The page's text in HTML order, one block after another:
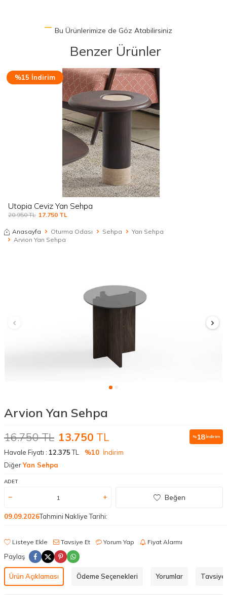
Bu Ürünlerimize de Göz Atabilirsiniz
Benzer Ürünler
%15 İndirim
Utopia Ceviz Yan Sehpa
20.950TL 17.750 TL
Anasayfa Oturma Odası Sehpa
Yan Sehpa
Arvion Yan Sehpa
Arvion Yan Sehpa
16.750TL 13.750 TL % 18İndirim
Havale Fiyatı : 12.375TL %10 İndirim
DiğerYan Sehpa
ADET
Beğen
09.09.2026Tahmini Nakliye Tarihi:
Listeye Ekle Tavsiye Et Yorum Yap Fiyat Alarmı
Paylaş
Ürün Açıklaması Ödeme Seçenekleri Yorumlar Tavsiye